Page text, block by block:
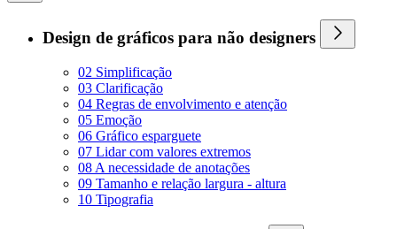
Design de gráficos para não designers
02 Simplificação
03 Clarificação
04 Regras de envolvimento e atenção
05 Emoção
06 Gráfico esparguete
07 Lidar com valores extremos
08 A necessidade de anotações
09 Tamanho e relação largura - altura
10 Tipografia